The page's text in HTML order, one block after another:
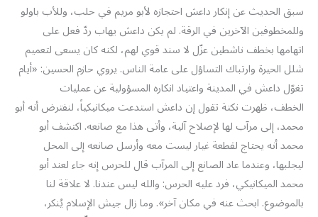
سبق الحديث عن إنكار داعش احتجازه لأبو مريم في حلب، وللأب باولو
وللمخطوفين الآخرين في الرقة. لم يكن داعش يهاب ردّ فعل على
اتهامها بخطف ناشطين عزّل لا سند قوي لهم، لكنه كان يسعى لتعميم
شلل الحيرة وارتباك التساؤل على عامة الناس. يروي حازم الحسين: «أيام
تغوّل داعش في المدينة واعتياد انكاره المسؤولية عن عمليات
الخطف، ظهرت نكتة تقول إن داعش استدعت ميكانيكياً، لنفترض أنه أبو
محمد، إلى مرآب لها لإصلاح آلية، وأتى هذا مع صانعه. اكتشف أبو
محمد أنه يحتاج لقطعة غيار ليست معه وأرسل صانعه إلى المحل
ليجلبها، وعندما عاد الصانع إلى المرآب قال للحرس إنه جاء لعند أبو
محمد الميكانيكي، فرد عليه الحرس: والله ليس عندنا. لا علاقة لنا
بالموضوع. ابحث عنه في مكان آخر». وما زال جيش الإسلام يُنكر،